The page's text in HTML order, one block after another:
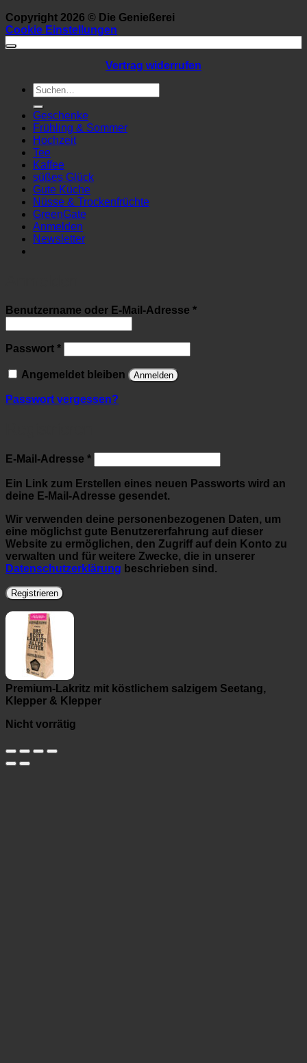
Copyright 2026 © Die Genießerei
Cookie Einstellungen
Vertrag widerrufen
Suchen
nach:
Geschenke
Frühling & Sommer
Hochzeit
Tee
Kaffee
süßes Glück
Gute Küche
Nüsse & Trockenfrüchte
GreenGate
Anmelden
Newsletter
Benutzername oder E-Mail-Adresse *Erforderlich
Passwort *Erforderlich
Angemeldet bleiben Anmelden
Passwort vergessen?
E-Mail-Adresse *Erforderlich
Ein Link zum Erstellen eines neuen Passworts wird an
deine E-Mail-Adresse gesendet.
Wir verwenden deine personenbezogenen Daten, um
eine möglichst gute Benutzererfahrung auf dieser
Website zu ermöglichen, den Zugriff auf dein Konto zu
verwalten und für weitere Zwecke, die in unserer
Datenschutzerklärung beschrieben sind.
Registrieren
Premium-Lakritz mit köstlichem salzigem Seetang,
Klepper & Klepper
Nicht vorrätig